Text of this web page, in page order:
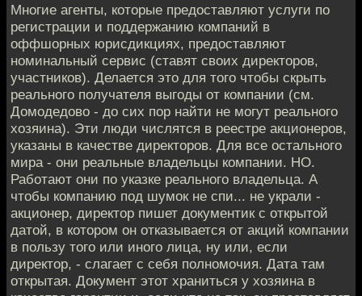
Многие агенты, которые предоставляют услуги по
регистрации и поддержанию компаний в
оффшорных юрисдикциях, предоставляют
номинальный сервис (ставят своих директоров,
участников). Делается это для того чтобы скрыть
реального получателя выгоды от компании (см.
Домодедово - до сих пор найти не могут реального
хозяина). Эти люди числятся в реестре акционеров,
указаны в качестве директоров. Для все остального
мира - они реальные владельцы компании. НО.
Работают они по указке реального владельца. А
чтобы компанию под шумок не спи... не украли -
акционер, директор пишет документик с открытой
датой, в котором он отказывается от акций компании
в пользу того или иного лица, ну или, если
директор, - слагает с себя полномочия. Дата там
открытая. Документ этот храниться у хозяина в